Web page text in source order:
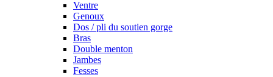
Ventre
Genoux
Dos / pli du soutien gorge
Bras
Double menton
Jambes
Fesses